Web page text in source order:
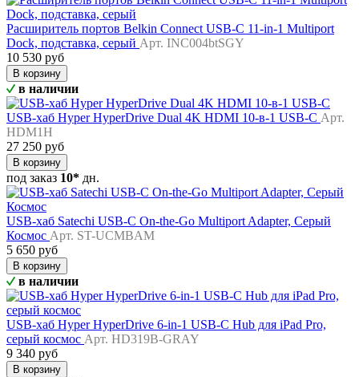
Расширитель портов Belkin Connect USB-C 11-in-1 Multiport
Dock, подставка, серый Арт. INC004btSGY
10 530 руб
В корзину
в наличии
USB-хаб Hyper HyperDrive Dual 4K HDMI 10-в-1 USB-C Арт.
HDM1H
27 250 руб
В корзину
под заказ 10* дн.
USB-хаб Satechi USB-C On-the-Go Multiport Adapter, Серый
Космос Арт. ST-UCMBAM
5 650 руб
В корзину
в наличии
USB-хаб Hyper HyperDrive 6-in-1 USB-C Hub для iPad Pro,
серый космос Арт. HD319B-GRAY
9 340 руб
В корзину